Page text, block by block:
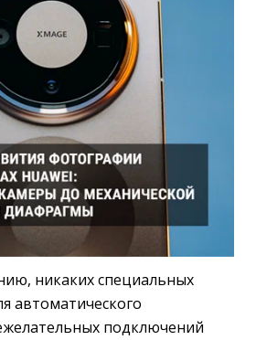
никаких специальных
автоматического
подключений